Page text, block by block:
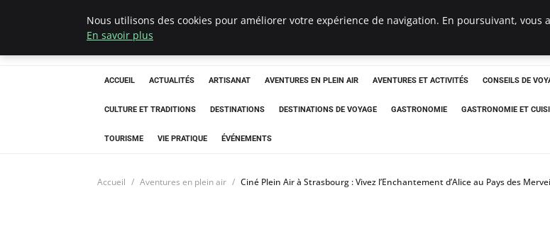
Correze Co
ACCUEIL ACTUALITÉS ARTISANAT AVENTURES EN PLEIN AIR AVENTURES ET ACTIVITÉS CONSEILS DE
CULTURE ET TRADITIONS DESTINATIONS DESTINATIONS DE VOYAGE GASTRONOMIE GASTRONOMIE ET
TOURISME VIE PRATIQUE ÉVÉNEMENTS
Accueil Aventures en plein air Ciné Plein Air à Strasbourg : Vivez l’Enchantement d’Alice au Pays des
Nous utilisons des cookies pour améliorer votre expérience de navigation. En poursuivant,
En savoir plus